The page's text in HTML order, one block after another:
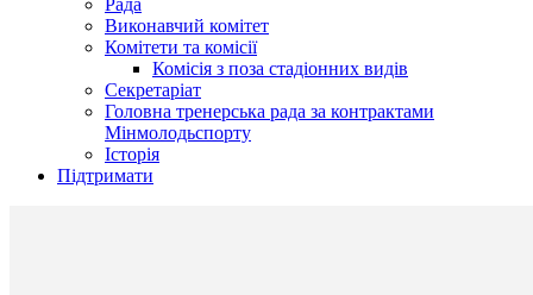
Рада
Виконавчий комітет
Комітети та комісії
Комісія з поза стадіонних видів
Секретаріат
Головна тренерська рада за контрактами
Мінмолодьспорту
Історія
Підтримати